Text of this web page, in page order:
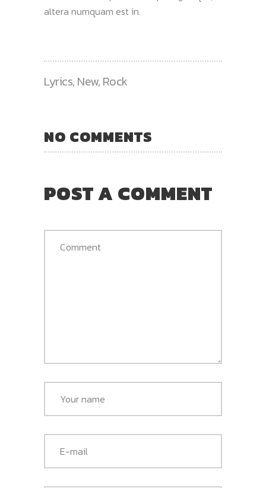
altera numquam est in.
Lyrics, New, Rock
NO COMMENTS
POST A COMMENT